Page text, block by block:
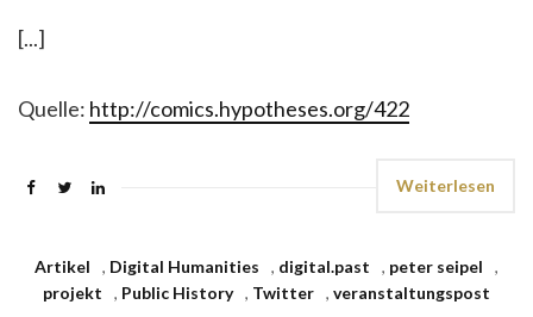
[...]
Quelle: http://comics.hypotheses.org/422
Weiterlesen
Artikel , Digital Humanities , digital.past , peter seipel
,
projekt
, Public History , Twitter , veranstaltungspost